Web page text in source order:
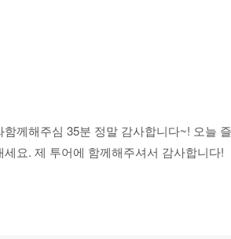
께해주심 35분 정말 감사합니다~! 오늘
요. 제 투어에 함께해주셔서 감사합니다!